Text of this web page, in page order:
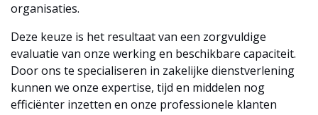
organisaties.
Deze keuze is het resultaat van een zorgvuldige
evaluatie van onze werking en beschikbare capaciteit.
Door ons te specialiseren in zakelijke dienstverlening
kunnen we onze expertise, tijd en middelen nog
efficiënter inzetten en onze professionele klanten